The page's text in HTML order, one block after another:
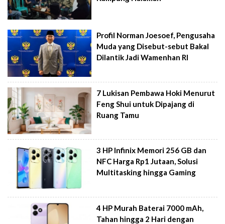
Profil Norman Joesoef, Pengusaha
Muda yang Disebut-sebut Bakal
Dilantik Jadi Wamenhan RI
7 Lukisan Pembawa Hoki Menurut
Feng Shui untuk Dipajang di
Ruang Tamu
3 HP Infinix Memori 256 GB dan
NFC Harga Rp1 Jutaan, Solusi
Multitasking hingga Gaming
4 HP Murah Baterai 7000 mAh,
Tahan hingga 2 Hari dengan